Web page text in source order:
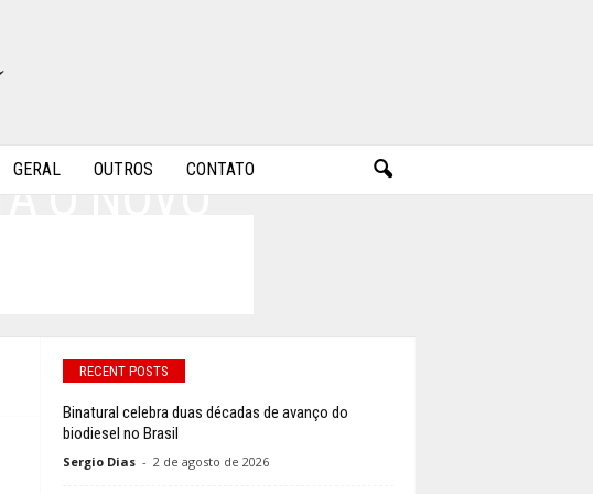
GERAL OUTROS CONTATO
O NOVO
RECENT POSTS
Binatural celebra duas décadas de avanço do
biodiesel no Brasil
Sergio Dias - 2 de agosto de 2026